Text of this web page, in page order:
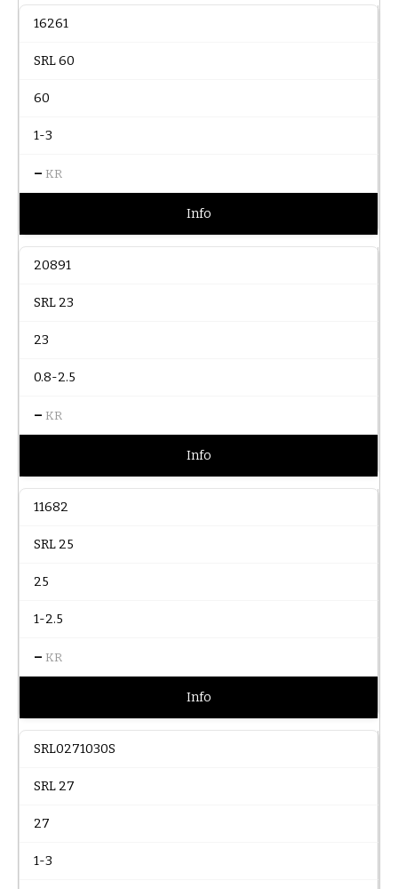
16261
SRL 60
60
1-3
– KR
Info
20891
SRL 23
23
0.8-2.5
– KR
Info
11682
SRL 25
25
1-2.5
– KR
Info
SRL0271030S
SRL 27
27
1-3